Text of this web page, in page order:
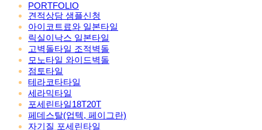
PORTFOLIO
견적상담 샘플신청
아이코트료와 일본타일
릭실이낙스 일본타일
고벽돌타일 조적벽돌
모노타일 와이드벽돌
점토타일
테라코타타일
세라믹타일
포세린타일18T20T
페데스탈(업텍, 페이그란)
자기질 포세린타일